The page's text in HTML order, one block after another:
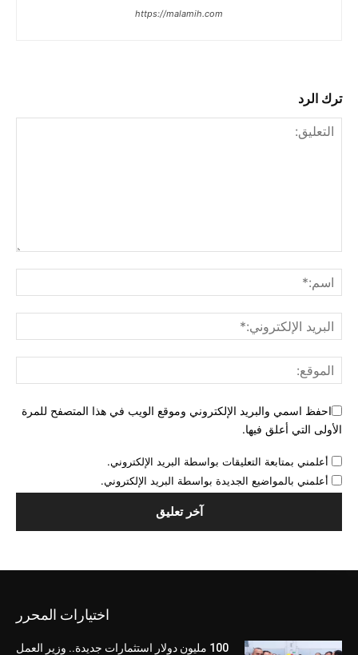
https://malamih.com
ترك الرد
احفظ اسمي والبريد الإلكتروني وموقع الويب في هذا المتصفح للمرة
الأولى التي أعلق فيها.
أعلمني بمتابعة التعليقات بواسطة البريد الإلكتروني.
أعلمني بالمواضيع الجديدة بواسطة البريد الإلكتروني.
اختيارات المحرر
100 مليون دولار استثمارات جديدة.. وزير العمل